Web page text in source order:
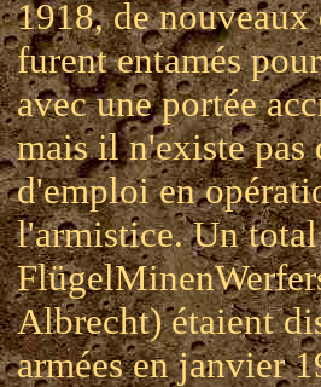
1918, de nouveaux
furent entamés
avec une portée
mais il n'existe pas
d'emploi en
l'armistice. Un
Albrecht) étaient
armées en janvier